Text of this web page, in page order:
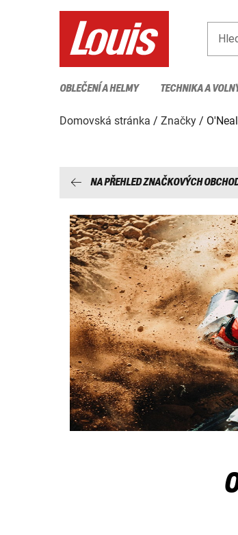
OBLEČENÍ A HELMY TECHNIKA A
Domovská stránka Značky
NA PŘEHLED ZNAČKOVÝCH